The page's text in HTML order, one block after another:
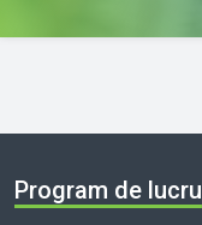
Program de lucru